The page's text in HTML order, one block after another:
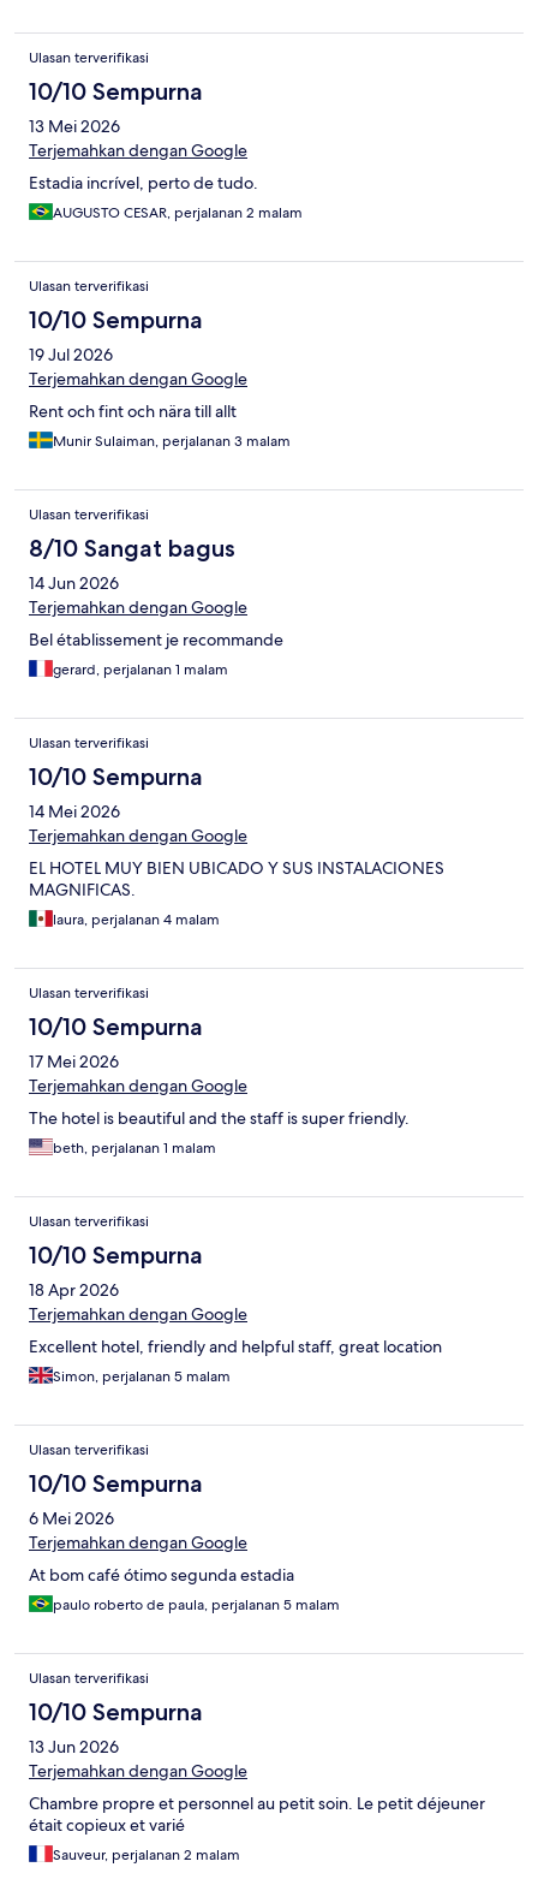
Ulasan terverifikasi
10/10 Sempurna
13 Mei 2026
Terjemahkan dengan Google
Estadia incrível, perto de tudo.
AUGUSTO CESAR, perjalanan 2 malam
Ulasan terverifikasi
10/10 Sempurna
19 Jul 2026
Terjemahkan dengan Google
Rent och fint och nära till allt
Munir Sulaiman, perjalanan 3 malam
Ulasan terverifikasi
8/10 Sangat bagus
14 Jun 2026
Terjemahkan dengan Google
Bel établissement je recommande
gerard, perjalanan 1 malam
Ulasan terverifikasi
10/10 Sempurna
14 Mei 2026
Terjemahkan dengan Google
EL HOTEL MUY BIEN UBICADO Y SUS INSTALACIONES
MAGNIFICAS.
laura, perjalanan 4 malam
Ulasan terverifikasi
10/10 Sempurna
17 Mei 2026
Terjemahkan dengan Google
The hotel is beautiful and the staff is super friendly.
beth, perjalanan 1 malam
Ulasan terverifikasi
10/10 Sempurna
18 Apr 2026
Terjemahkan dengan Google
Excellent hotel, friendly and helpful staff, great location
Simon, perjalanan 5 malam
Ulasan terverifikasi
10/10 Sempurna
6 Mei 2026
Terjemahkan dengan Google
At bom café ótimo segunda estadia
paulo roberto de paula, perjalanan 5 malam
Ulasan terverifikasi
10/10 Sempurna
13 Jun 2026
Terjemahkan dengan Google
Chambre propre et personnel au petit soin. Le petit déjeuner
était copieux et varié
Sauveur, perjalanan 2 malam